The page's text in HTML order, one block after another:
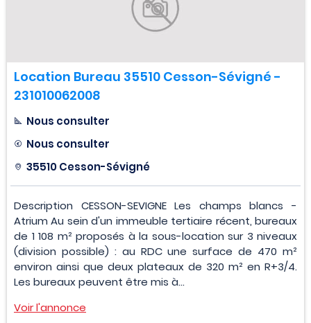
Location Bureau 35510 Cesson-Sévigné -
231010062008
Nous consulter
Nous consulter
35510 Cesson-Sévigné
Description CESSON-SEVIGNE Les champs blancs -
Atrium Au sein d'un immeuble tertiaire récent, bureaux
de 1 108 m² proposés à la sous-location sur 3 niveaux
(division possible) : au RDC une surface de 470 m²
environ ainsi que deux plateaux de 320 m² en R+3/4.
Les bureaux peuvent être mis à...
Voir l'annonce